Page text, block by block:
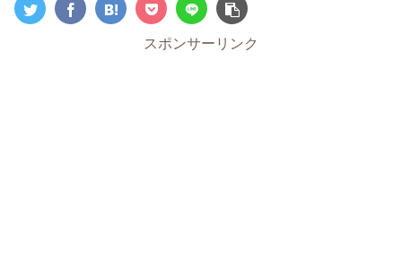
スポンサーリンク